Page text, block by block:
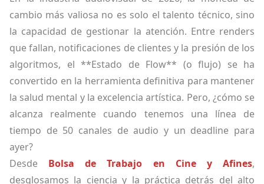
cambio más valiosa no es solo el talento técnico, sino
la capacidad de gestionar la atención. Entre renders
que fallan, notificaciones de clientes y la presión de los
algoritmos, el **Estado de Flow** (o flujo) se ha
convertido en la herramienta definitiva para mantener
la salud mental y la excelencia artística. Pero, ¿cómo se
alcanza realmente cuando tenemos una línea de
tiempo de 50 canales de audio y un deadline para
ayer?
Desde Bolsa de Trabajo en Cine y Afines,
desglosamos la ciencia y la práctica detrás del alto